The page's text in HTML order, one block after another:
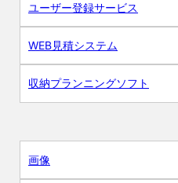
ユーザー登録サービス
WEB見積システム
収納プランニングソフト
画像